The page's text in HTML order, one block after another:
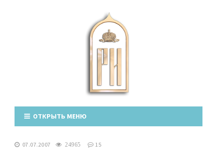
ОТКРЫТЬ МЕНЮ
07.07.2007 24965 15